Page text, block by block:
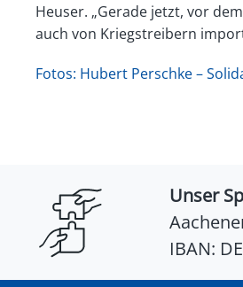
Heuser. „Gerade jetzt, vor
auch von Kriegstreibern
Fotos: Hubert Perschke –
Unser
IBAN: